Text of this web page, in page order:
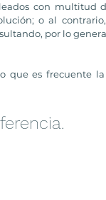
con multitud
o al
por lo
que es frecuente